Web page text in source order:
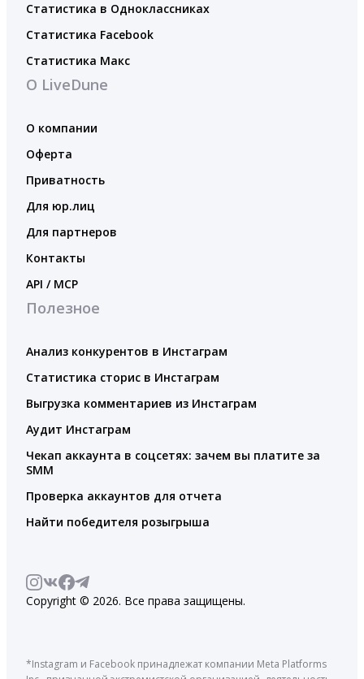
Статистика в Одноклассниках
Статистика Facebook
Статистика Макс
О LiveDune
О компании
Оферта
Приватность
Для юр.лиц
Для партнеров
Контакты
API / MCP
Полезное
Анализ конкурентов в Инстаграм
Статистика сторис в Инстаграм
Выгрузка комментариев из Инстаграм
Аудит Инстаграм
Чекап аккаунта в соцсетях: зачем вы платите за
SMM
Проверка аккаунтов для отчета
Найти победителя розыгрыша
Copyright © 2026. Все права защищены.
*Instagram и Facebook принадлежат компании Meta Platforms